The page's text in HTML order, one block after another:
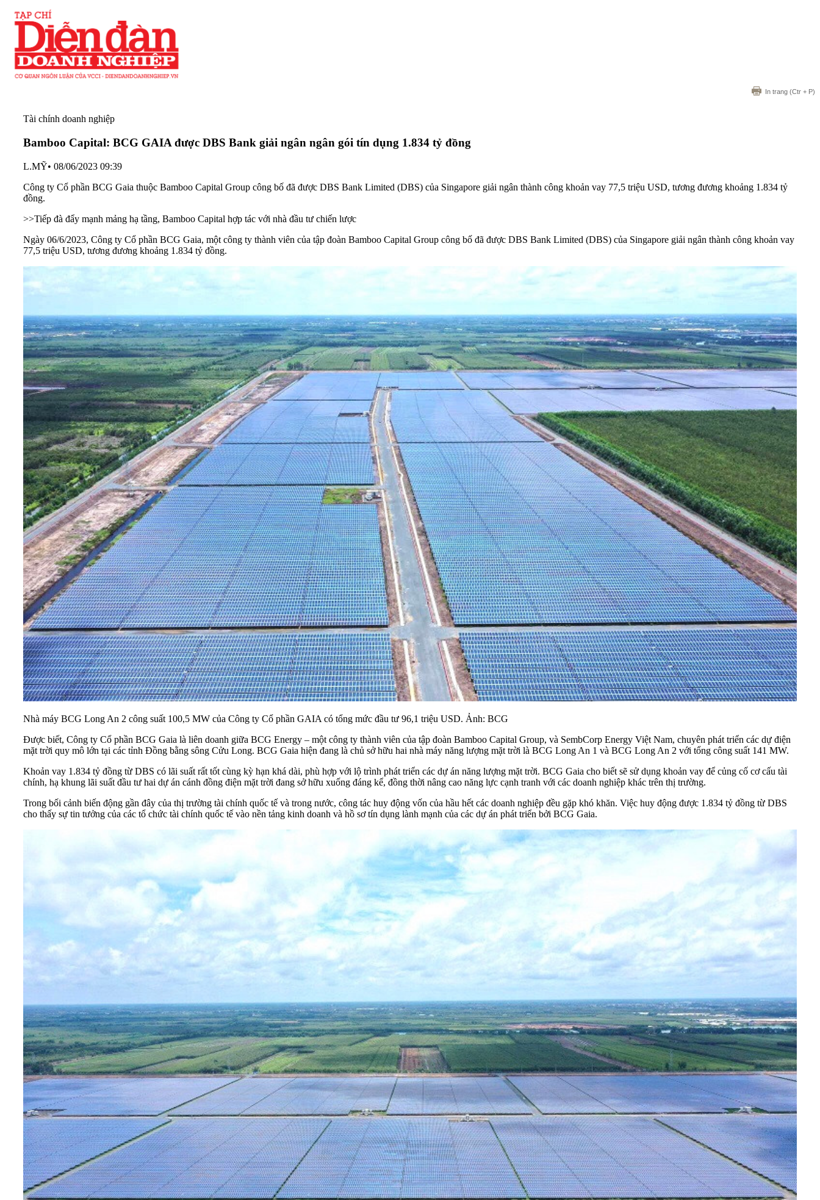
In trang (Ctr + P)
Tài chính doanh nghiệp
Bamboo Capital: BCG GAIA được DBS Bank giải ngân ngân gói tín dụng 1.834 tỷ đồng
L.MỸ• 08/06/2023 09:39
Công ty Cổ phần BCG Gaia thuộc Bamboo Capital Group công bố đã được DBS Bank Limited (DBS) của Singapore giải ngân thành công khoản vay 77,5 triệu USD, tương đương khoảng 1.834 tỷ
đồng.
>>Tiếp đà đẩy mạnh mảng hạ tầng, Bamboo Capital hợp tác với nhà đầu tư chiến lược
Ngày 06/6/2023, Công ty Cổ phần BCG Gaia, một công ty thành viên của tập đoàn Bamboo Capital Group công bố đã được DBS Bank Limited (DBS) của Singapore giải ngân thành công khoản vay
77,5 triệu USD, tương đương khoảng 1.834 tỷ đồng.
Nhà máy BCG Long An 2 công suất 100,5 MW của Công ty Cổ phần GAIA có tổng mức đầu tư 96,1 triệu USD. Ảnh: BCG
Được biết, Công ty Cổ phần BCG Gaia là liên doanh giữa BCG Energy – một công ty thành viên của tập đoàn Bamboo Capital Group, và SembCorp Energy Việt Nam, chuyên phát triển các dự điện
mặt trời quy mô lớn tại các tỉnh Đồng bằng sông Cửu Long. BCG Gaia hiện đang là chủ sở hữu hai nhà máy năng lượng mặt trời là BCG Long An 1 và BCG Long An 2 với tổng công suất 141 MW.
Khoản vay 1.834 tỷ đồng từ DBS có lãi suất rất tốt cùng kỳ hạn khá dài, phù hợp với lộ trình phát triển các dự án năng lượng mặt trời. BCG Gaia cho biết sẽ sử dụng khoản vay để củng cố cơ cấu tài
chính, hạ khung lãi suất đầu tư hai dự án cánh đồng điện mặt trời đang sở hữu xuống đáng kể, đồng thời nâng cao năng lực cạnh tranh với các doanh nghiệp khác trên thị trường.
Trong bối cảnh biến động gần đây của thị trường tài chính quốc tế và trong nước, công tác huy động vốn của hầu hết các doanh nghiệp đều gặp khó khăn. Việc huy động được 1.834 tỷ đồng từ DBS
cho thấy sự tin tưởng của các tổ chức tài chính quốc tế vào nền tảng kinh doanh và hồ sơ tín dụng lành mạnh của các dự án phát triển bởi BCG Gaia.